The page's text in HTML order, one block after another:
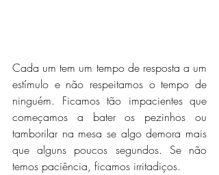
Cada um tem um tempo de resposta a um
estímulo e não respeitamos o tempo de
ninguém. Ficamos tão impacientes que
começamos a bater os pezinhos ou
tamborilar na mesa se algo demora mais
que alguns poucos segundos. Se não
temos paciência, ficamos irritadiços.